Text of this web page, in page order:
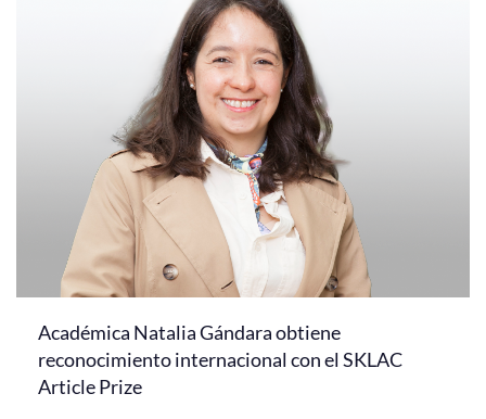
Académica Natalia Gándara obtiene
reconocimiento internacional con el SKLAC
Article Prize